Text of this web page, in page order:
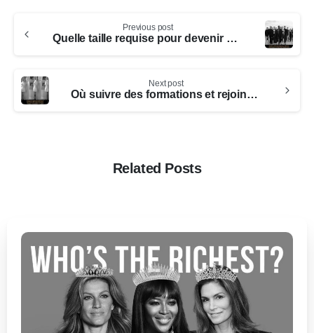
Previous post
Quelle taille requise pour devenir mannequin chez Elite Model Look
Next post
Où suivre des formations et rejoindre des agences pour devenir mannequin à Paris
Related Posts